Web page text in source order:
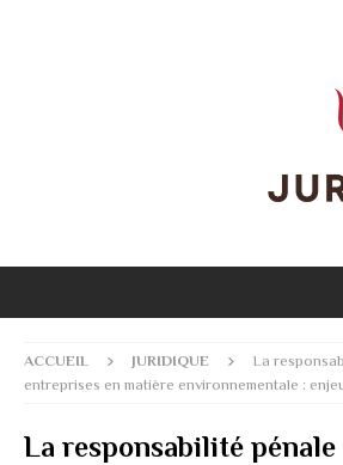
ACCUEIL JURIDIQUE
La
entreprises en matière environnementale :
La responsabilité pénale